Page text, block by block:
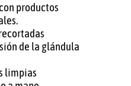
productos
de la glándula
limpias